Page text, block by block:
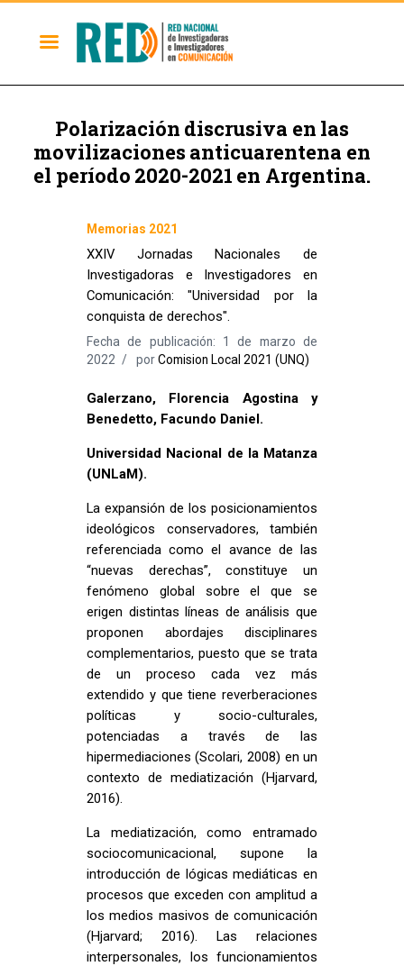
Polarización discrusiva en las
movilizaciones anticuarentena en
el período 2020-2021 en Argentina.
Memorias 2021
XXIV Jornadas Nacionales de
Investigadoras e Investigadores en
Comunicación: "Universidad por la
conquista de derechos".
Fecha de publicación: 1 de marzo de
2022
porComision Local 2021 (UNQ)
Galerzano, Florencia Agostina y
Benedetto, Facundo Daniel.
Universidad Nacional de la Matanza
(UNLaM).
La expansión de los posicionamientos
ideológicos conservadores, también
referenciada como el avance de las
“nuevas derechas”, constituye un
fenómeno global sobre el que se
erigen distintas líneas de análisis que
proponen abordajes disciplinares
complementarios, puesto que se trata
de un proceso cada vez más
extendido y que tiene reverberaciones
políticas y socio-culturales,
potenciadas a través de las
hipermediaciones (Scolari, 2008) en un
contexto de mediatización (Hjarvard,
2016).
La mediatización, como entramado
sociocomunicacional, supone la
introducción de lógicas mediáticas en
procesos que exceden con amplitud a
los medios masivos de comunicación
(Hjarvard; 2016). Las relaciones
interpersonales, los funcionamientos